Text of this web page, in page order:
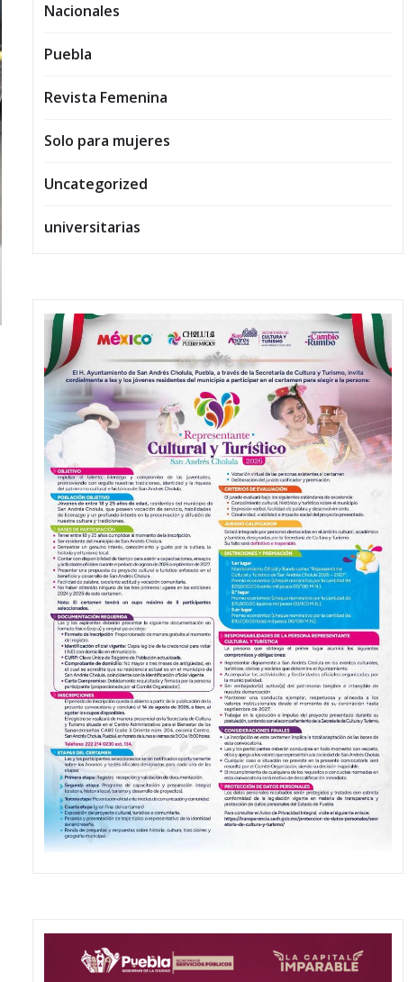
Nacionales
Puebla
Revista Femenina
Solo para mujeres
Uncategorized
universitarias